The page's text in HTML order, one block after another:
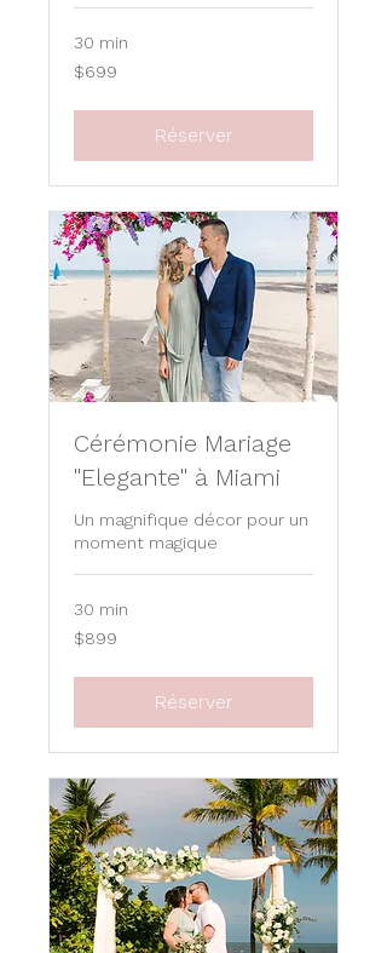
30 min
699
US
$699
Réserver
Cérémonie Mariage
"Elegante" à Miami
Un magnifique décor pour un
moment magique
30 min
899
US
$899
Réserver